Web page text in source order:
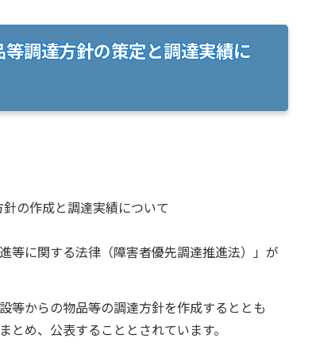
調達方針の策定と調達実績に
の作成と調達実績について
等に関する法律（障害者優先調達推進法）」が
等からの物品等の調達方針を作成するととも
め、公表することとされています。